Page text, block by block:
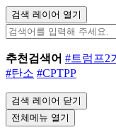
검색 레이어 열기
추천검색어 #트럼프2기
#탄소 #CPTPP
검색 레이어 닫기
전체메뉴 열기